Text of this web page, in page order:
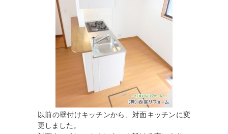
以前の壁付けキッチンから、対面キッチンに変
更しました。